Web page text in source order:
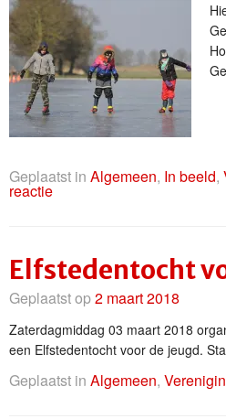
Geplaatst in Algemeen, In beeld,
reactie
Elfstedentocht
Geplaatst op2 maart 2018
Zaterdagmiddag 03 maart 2018
een Elfstedentocht voor de jeugd.
Geplaatst in Algemeen,